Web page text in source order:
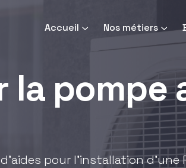
Accueil Nos métiers
la pompe
pour l'installation d'une